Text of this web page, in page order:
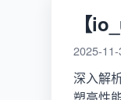
【
2025-
深入解